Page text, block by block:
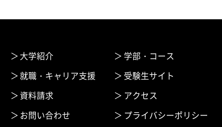
大学紹介
学部・コース
就職・キャリア支援
受験生サイト
資料請求
アクセス
お問い合わせ
プライバシーポリシー